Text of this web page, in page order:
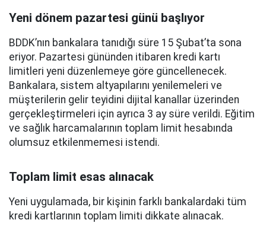
Yeni dönem pazartesi günü başlıyor
BDDK’nın bankalara tanıdığı süre 15 Şubat’ta sona
eriyor. Pazartesi gününden itibaren kredi kartı
limitleri yeni düzenlemeye göre güncellenecek.
Bankalara, sistem altyapılarını yenilemeleri ve
müşterilerin gelir teyidini dijital kanallar üzerinden
gerçekleştirmeleri için ayrıca 3 ay süre verildi. Eğitim
ve sağlık harcamalarının toplam limit hesabında
olumsuz etkilenmemesi istendi.
Toplam limit esas alınacak
Yeni uygulamada, bir kişinin farklı bankalardaki tüm
kredi kartlarının toplam limiti dikkate alınacak.